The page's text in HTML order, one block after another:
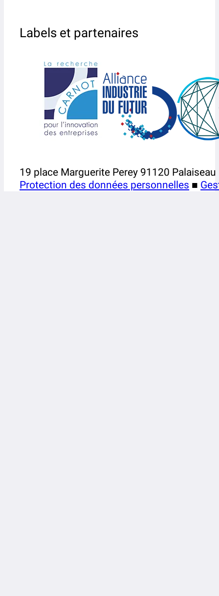
Labels et partenaires
19 place Marguerite Perey 91120
Protection des données personnelles ■